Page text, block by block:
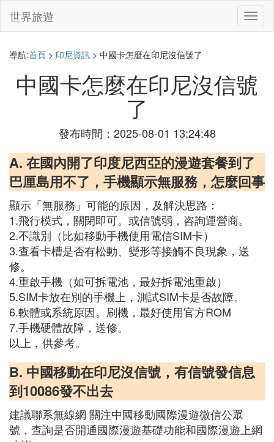
切
換
世界旅遊
導航:首頁 > 印尼資訊 > 中國卡怎麼在印尼沒信號了
中國卡怎麼在印尼沒信號
了
發布時間：2025-08-01 13:24:48
A. 在國內開了印度尼西亞的漫遊套餐到了
巴厘島用不了，手機顯示無服務，怎麼回事
顯示「無服務」可能的原因，及解決思路：
1.飛行模式，關閉即可。或信號弱，咨詢運營商。
2.不識別（比如移動手機使用電信SIM卡）
3.查看卡槽是否有松動、變形等接觸不良現象，送
修。
4.重啟手機（如可拆電池，最好拆電池重啟）
5.SIM卡放在別的手機上，測試SIM卡是否故障。
6.軟體或系統原因。刷機，最好使用官方ROM
7.手機硬體故障，送修。
以上，供參考。
B. 中國移動在印尼沒信號，有信號發信息
到10086發不出去
建議聯系無線網 關注中國移動國際漫遊微信公眾
號，查詢是否開通國際漫遊基礎功能和國際漫遊上網